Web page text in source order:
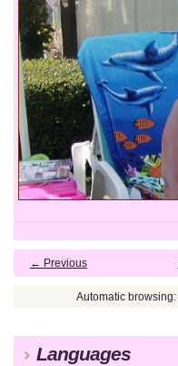
← Previous
Automatic browsing:
Languages